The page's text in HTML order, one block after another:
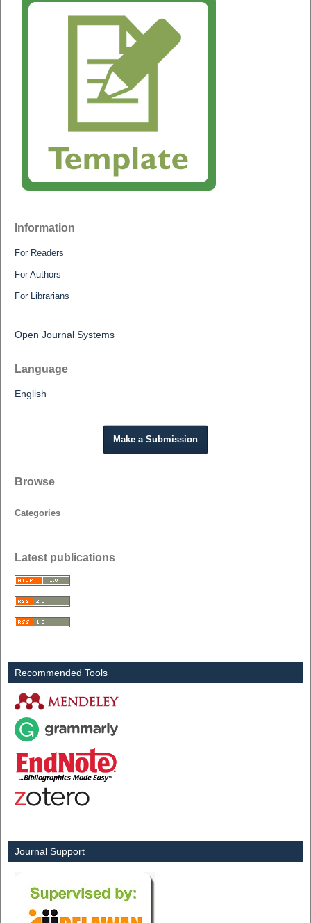
Information
For Readers
For Authors
For Librarians
Open Journal Systems
Language
English
Make a Submission
Browse
Categories
Latest publications
Recommended Tools
Journal Support